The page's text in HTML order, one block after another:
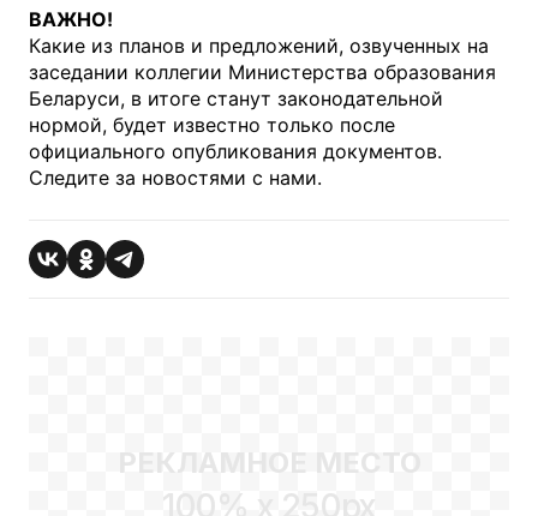
ВАЖНО!
Какие из планов и предложений, озвученных на
заседании коллегии Министерства образования
Беларуси, в итоге станут законодательной
нормой, будет известно только после
официального опубликования документов.
Следите за новостями с нами.
РЕКЛАМНОЕ МЕСТО
100% x 250px